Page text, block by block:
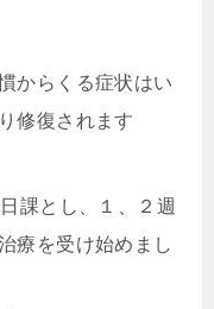
からくる症状はい
修復されます
課とし、１、２週
療を受け始めまし